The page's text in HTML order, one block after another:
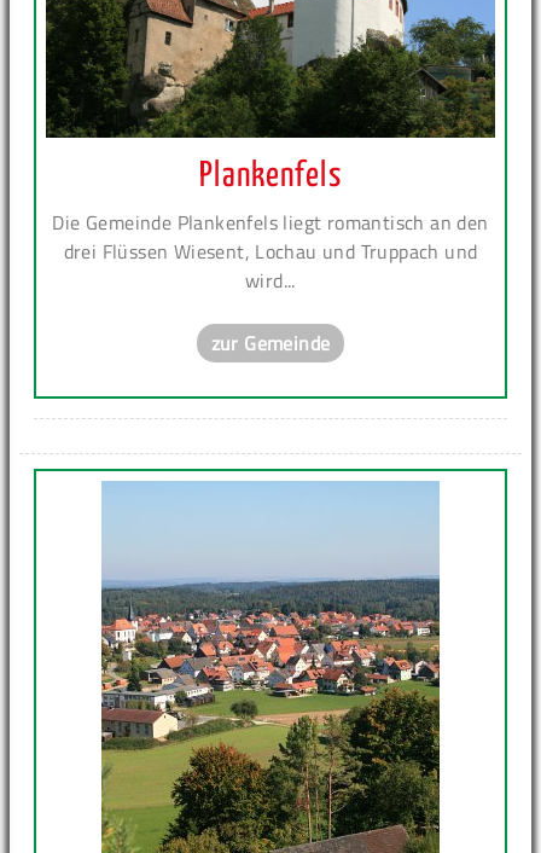
Plankenfels
Die Gemeinde Plankenfels liegt romantisch an den
drei Flüssen Wiesent, Lochau und Truppach und
wird...
zur Gemeinde